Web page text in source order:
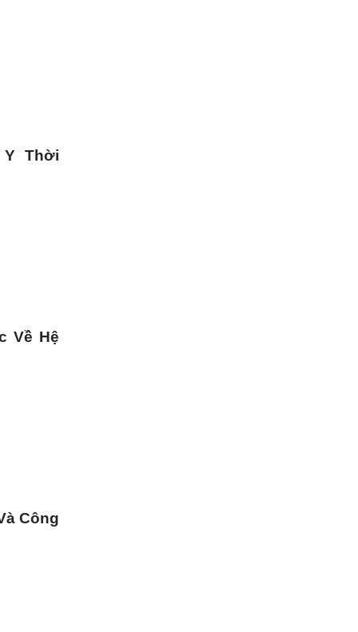
Y Thời
Về Hệ
Công